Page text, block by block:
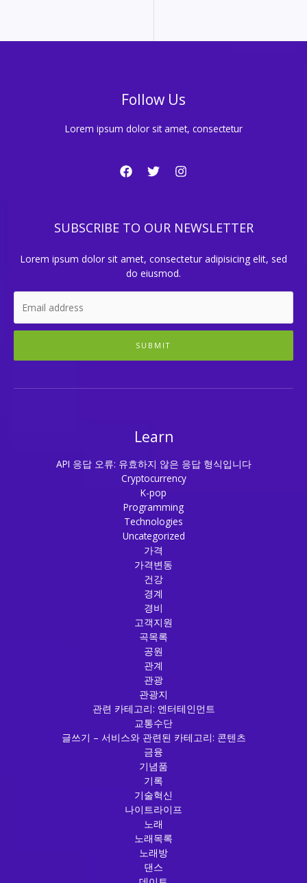
Follow Us
Lorem ipsum dolor sit amet, consectetur
SUBSCRIBE TO OUR NEWSLETTER
Lorem ipsum dolor sit amet, consectetur adipisicing elit, sed
do eiusmod.
SUBMIT
Learn
API 응답 오류: 유효하지 않은 응답 형식입니다
Cryptocurrency
K-pop
Programming
Technologies
Uncategorized
가격
가격변동
건강
경계
경비
고객지원
곡목록
공원
관계
관광
관광지
관련 카테고리: 엔터테인먼트
교통수단
글쓰기 – 서비스와 관련된 카테고리: 콘텐츠
금융
기념품
기록
기술혁신
나이트라이프
노래
노래목록
노래방
댄스